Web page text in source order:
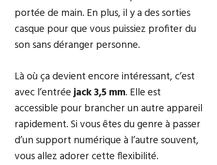
portée de main. En plus, il y a des sorties
casque pour que vous puissiez profiter du
son sans déranger personne.
Là où ça devient encore intéressant, c’est
avec l’entréejack 3,5 mm. Elle est
accessible pour brancher un autre appareil
rapidement. Si vous êtes du genre à passer
d’un support numérique à l’autre souvent,
vous allez adorer cette flexibilité.